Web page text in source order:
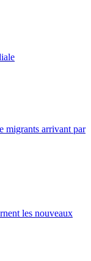
migrants arrivant par
les nouveaux